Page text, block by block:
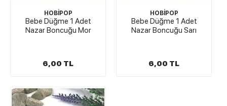
HOBİPOP
Bebe Düğme 1 Adet
Nazar Boncuğu Mor
6,00 TL
HOBİPOP
Bebe Düğme 1 Adet
Nazar Boncuğu Sarı
6,00 TL